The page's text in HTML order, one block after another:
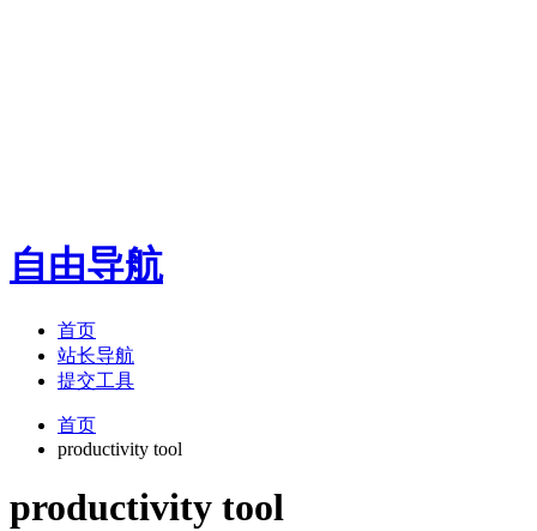
自由导航
首页
站长导航
提交工具
首页
productivity tool
productivity tool